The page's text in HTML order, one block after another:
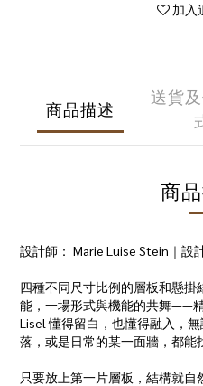
加入
商品描述
送貨
商
設計師： Marie Luise Stein｜設
四種不同尺寸比例的層板和懸
能，一場形式與機能的共舞——
Lisel 懂得留白，也懂得融入，
落，或是日常的某一面牆，都能
只要放上第一片層板，結構就自